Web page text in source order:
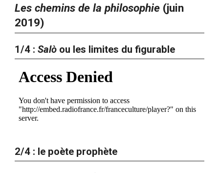
Les chemins de la philosophie (juin
2019)
1/4 : Salò ou les limites du figurable
2/4 : le poète prophète